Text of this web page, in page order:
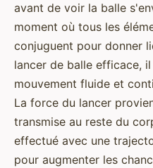
avant de voir la balle
moment où tous les
conjuguent pour donner
lancer de balle efficace,
mouvement fluide et
La force du lancer
transmise au reste du
effectué avec une
pour augmenter les